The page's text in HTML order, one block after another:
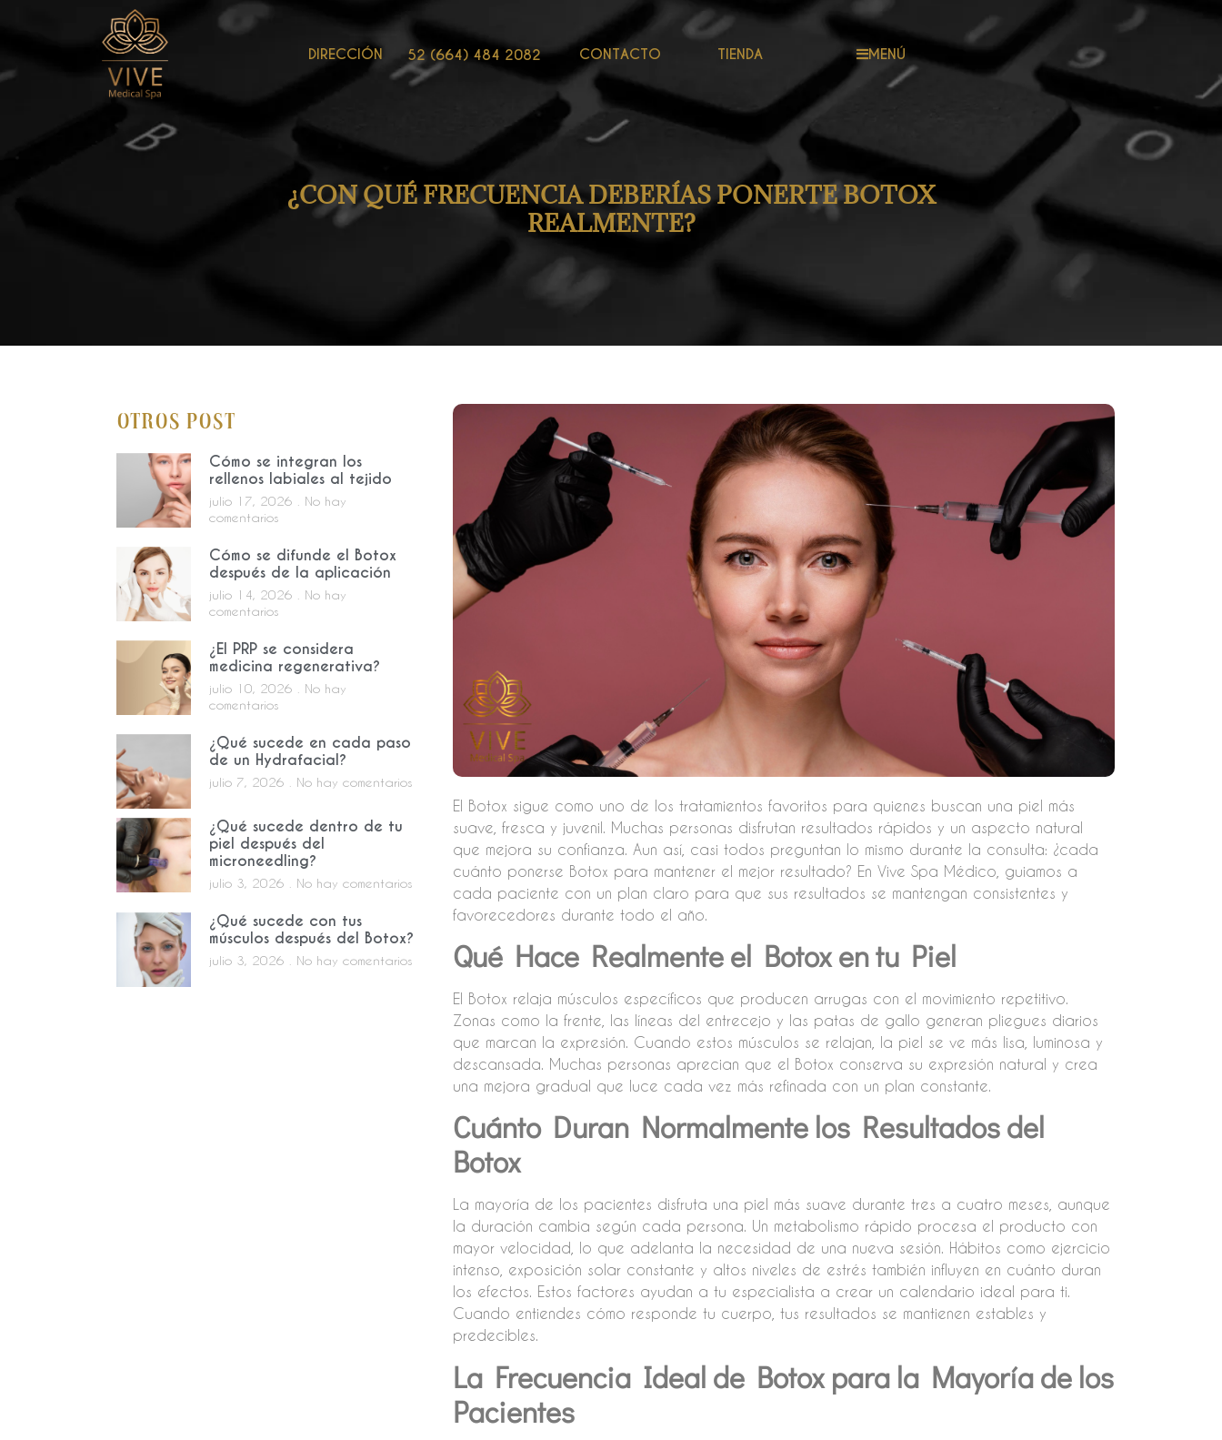
DIRECCIÓN 52 (664) 484 2082 CONTACTO TIENDA MENÚ
¿CON QUÉ FRECUENCIA DEBERÍAS PONERTE BOTOX
REALMENTE?
Otros Post
Cómo se integran los
rellenos labiales al tejido
julio 17, 2026
No hay
comentarios
Cómo se difunde el Botox
después de la aplicación
julio 14, 2026
No hay
comentarios
¿El PRP se considera
medicina regenerativa?
julio 10, 2026
No hay
comentarios
¿Qué sucede en cada paso
de un Hydrafacial?
julio 7, 2026 No hay comentarios
¿Qué sucede dentro de tu
piel después del
microneedling?
julio 3, 2026 No hay comentarios
¿Qué sucede con tus
músculos después del Botox?
julio 3, 2026 No hay comentarios
El Botox sigue como uno de los tratamientos favoritos para quienes buscan una piel más
suave, fresca y juvenil. Muchas personas disfrutan resultados rápidos y un aspecto natural
que mejora su confianza. Aun así, casi todos preguntan lo mismo durante la consulta: ¿cada
cuánto ponerse Botox para mantener el mejor resultado? En Vive Spa Médico, guiamos a
cada paciente con un plan claro para que sus resultados se mantengan consistentes y
favorecedores durante todo el año.
Qué Hace Realmente el Botox en tu Piel
El Botox relaja músculos específicos que producen arrugas con el movimiento repetitivo.
Zonas como la frente, las líneas del entrecejo y las patas de gallo generan pliegues diarios
que marcan la expresión. Cuando estos músculos se relajan, la piel se ve más lisa, luminosa y
descansada. Muchas personas aprecian que el Botox conserva su expresión natural y crea
una mejora gradual que luce cada vez más refinada con un plan constante.
Cuánto Duran Normalmente los Resultados del
Botox
La mayoría de los pacientes disfruta una piel más suave durante tres a cuatro meses, aunque
la duración cambia según cada persona. Un metabolismo rápido procesa el producto con
mayor velocidad, lo que adelanta la necesidad de una nueva sesión. Hábitos como ejercicio
intenso, exposición solar constante y altos niveles de estrés también influyen en cuánto duran
los efectos. Estos factores ayudan a tu especialista a crear un calendario ideal para ti.
Cuando entiendes cómo responde tu cuerpo, tus resultados se mantienen estables y
predecibles.
La Frecuencia Ideal de Botox para la Mayoría de los
Pacientes